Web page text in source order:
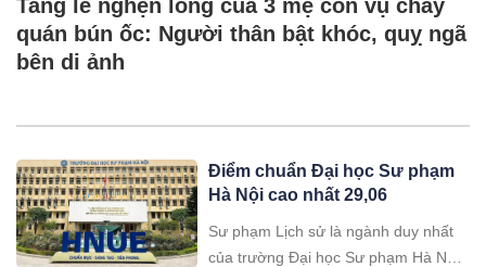
Tang lễ nghẹn lòng của 3 mẹ con vụ cháy
quán bún ốc: Người thân bật khóc, quỵ ngã
bên di ảnh
Điểm chuẩn Đại học Sư phạm
Hà Nội cao nhất 29,06
Sư phạm Lịch sử là ngành duy nhất
của trường Đại học Sư phạm Hà Nội